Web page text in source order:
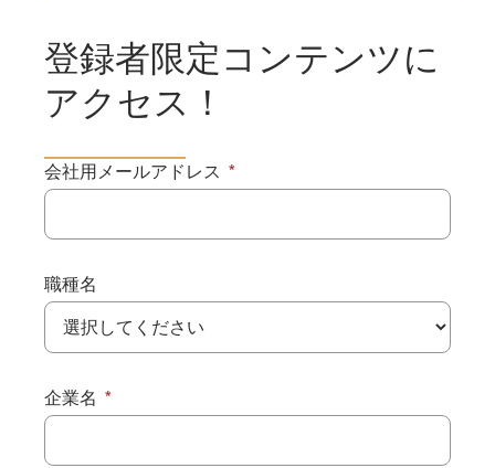
登録者限定コンテンツに
アクセス！
会社用メールアドレス
職種名
企業名